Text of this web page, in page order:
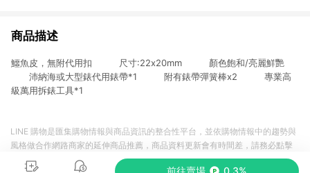
商品描述
鱷魚皮，無附代用扣 尺寸:22x20mm 顏色飽和/亮麗鮮艷
沛納海或大型錶代用錶帶*1 附有錶帶彈簧棒x2 專業高
級萬用拆錶工具*1
前往賣場 0.3%
LINE 購物是匯集購物情報與商品資訊的整合性平台，並依購物情報中的趨勢與
風格做合作網路商家的延伸商品推薦，商品資料更新會有時間差，請務必點擊
商品至各合作網路商家，確認現售價與購物條件，一切資訊以合作廠商網頁為